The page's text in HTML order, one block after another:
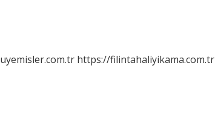
https://filintahaliyikama.com.tr